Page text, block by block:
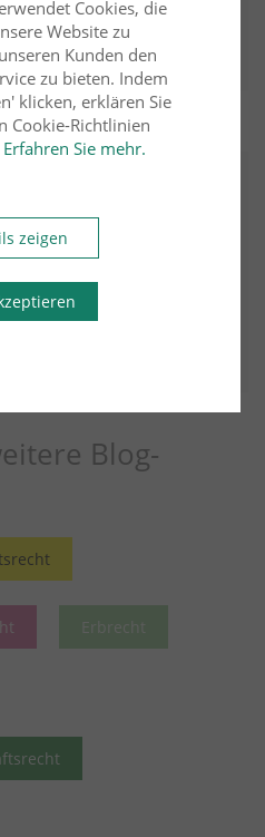
Rechtsgebiet lesen
Blog-
Cookies, die
Website zu
Kunden den
zu bieten. Indem
klicken, erklären Sie
Cookie-Richtlinien
Erfahren Sie mehr.
zeigen